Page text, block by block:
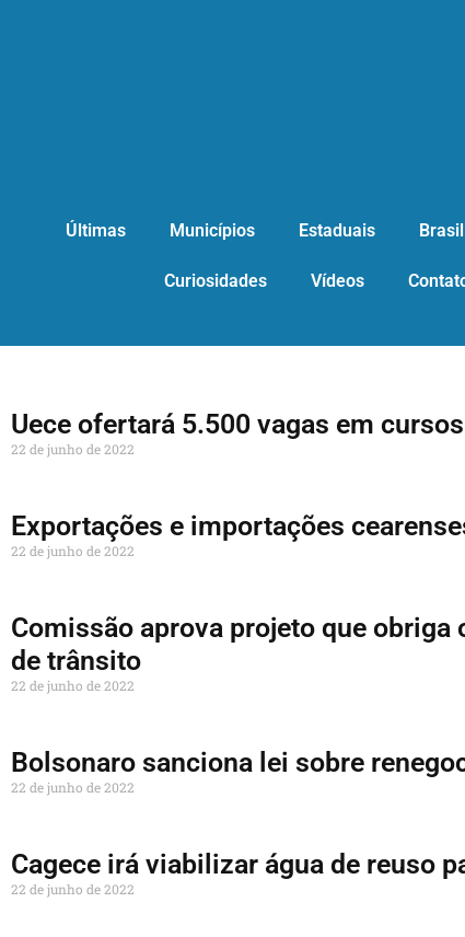
Últimas Municípios Estaduais Brasil
Curiosidades Vídeos
Uece ofertará 5.500 vagas em
22 de junho de 2022
Exportações e importações
22 de junho de 2022
Comissão aprova projeto que obriga
de trânsito
22 de junho de 2022
Bolsonaro sanciona lei sobre
22 de junho de 2022
Cagece irá viabilizar água de reuso
22 de junho de 2022